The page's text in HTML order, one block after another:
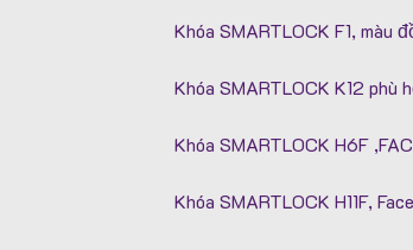
Khóa SMARTLOCK F1, màu
Khóa SMARTLOCK K12
Khóa SMARTLOCK H6F
Khóa SMARTLOCK H11F,